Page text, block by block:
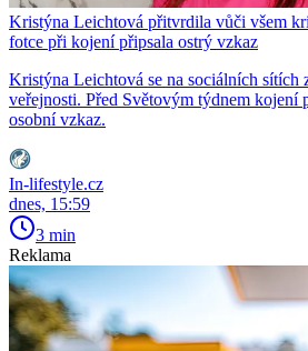
Kristýna Leichtová přitvrdila vůči všem
fotce při kojení připsala ostrý vzkaz
Kristýna Leichtová se na sociálních sítích
veřejnosti. Před Světovým týdnem kojení
osobní vzkaz.
In-lifestyle.cz
dnes, 15:59
3 min
Reklama